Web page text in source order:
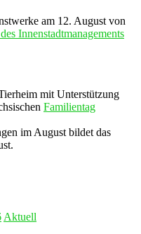
am 12. August von
Innenstadtmanagements
mit Unterstützung
Familientag
im August bildet das
Aktuell